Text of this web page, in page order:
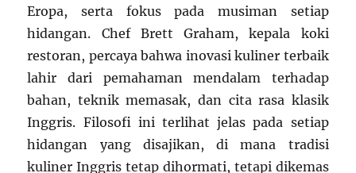
Eropa, serta fokus pada musiman setiap
hidangan. Chef Brett Graham, kepala koki
restoran, percaya bahwa inovasi kuliner terbaik
lahir dari pemahaman mendalam terhadap
bahan, teknik memasak, dan cita rasa klasik
Inggris. Filosofi ini terlihat jelas pada setiap
hidangan yang disajikan, di mana tradisi
kuliner Inggris tetap dihormati, tetapi dikemas